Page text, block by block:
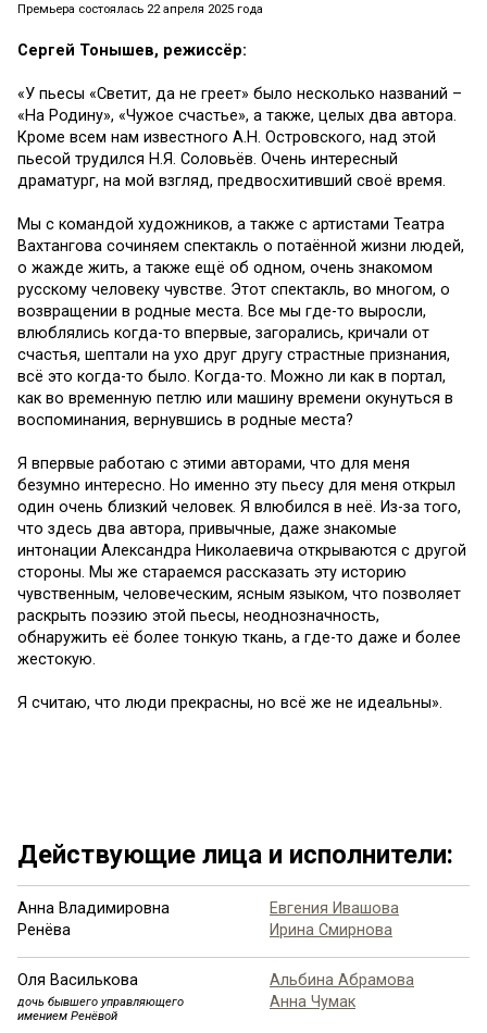
Сергей Тонышев, режиссёр:
«У пьесы «Светит, да не греет» было несколько названий –
«На Родину», «Чужое счастье», а также, целых два автора.
Кроме всем нам известного А.Н. Островского, над этой
пьесой трудился Н.Я. Соловьёв. Очень интересный
драматург, на мой взгляд, предвосхитивший своё время.
Мы с командой художников, а также с артистами Театра
Вахтангова сочиняем спектакль о потаённой жизни людей,
о жажде жить, а также ещё об одном, очень знакомом
русскому человеку чувстве. Этот спектакль, во многом, о
возвращении в родные места. Все мы где-то выросли,
влюблялись когда-то впервые, загорались, кричали от
счастья, шептали на ухо друг другу страстные признания,
всё это когда-то было. Когда-то. Можно ли как в портал,
как во временную петлю или машину времени окунуться в
воспоминания, вернувшись в родные места?
Я впервые работаю с этими авторами, что для меня
безумно интересно. Но именно эту пьесу для меня открыл
один очень близкий человек. Я влюбился в неё. Из-за того,
что здесь два автора, привычные, даже знакомые
интонации Александра Николаевича открываются с другой
стороны. Мы же стараемся рассказать эту историю
чувственным, человеческим, ясным языком, что позволяет
раскрыть поэзию этой пьесы, неоднозначность,
обнаружить её более тонкую ткань, а где-то даже и более
жестокую.
Я считаю, что люди прекрасны, но всё же не идеальны».
Премьера состоялась 22 апреля 2025 года
Действующие лица и исполнители:
Анна Владимировна
Ренёва
Евгения Ивашова
Ирина Смирнова
Оля Василькова
дочь бывшего управляющего
имением Ренёвой
Альбина Абрамова
Анна Чумак